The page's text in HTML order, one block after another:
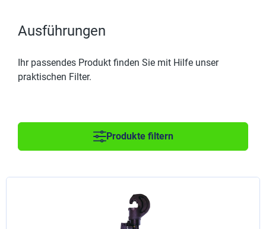
Ausführungen
Ihr passendes Produkt finden Sie mit Hilfe unser
praktischen Filter.
Produkte filtern